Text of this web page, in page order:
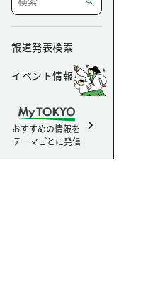
報道発表検索
イベント情報
おすすめの情報を
テーマごとに発信